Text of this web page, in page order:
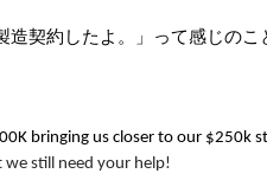
契約したよ。」って感じのこ
bringing us closer to our $250k
still need your help!